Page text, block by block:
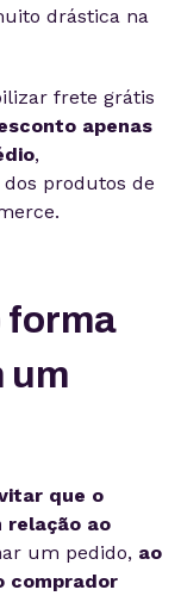
drástica na
frete grátis
apenas
,
produtos de
forma
um
que o
relação ao
um pedido, ao
comprador